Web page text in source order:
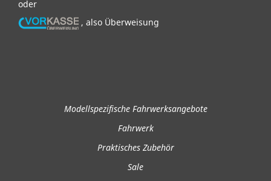
oder
, also Überweisung
Modellspezifische Fahrwerksangebote
Fahrwerk
Praktisches Zubehör
Sale